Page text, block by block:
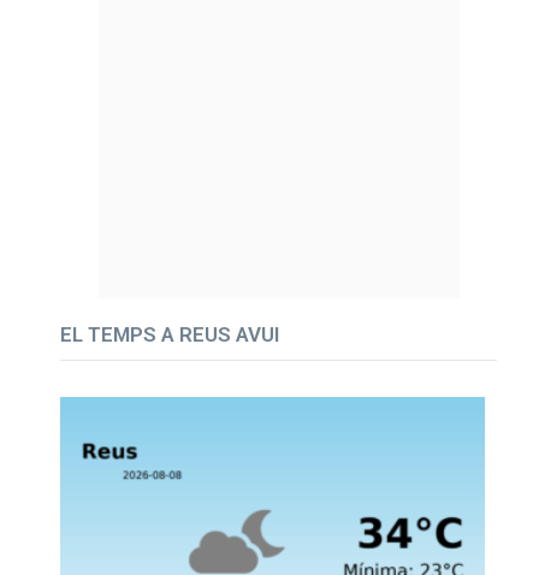
EL TEMPS A REUS AVUI